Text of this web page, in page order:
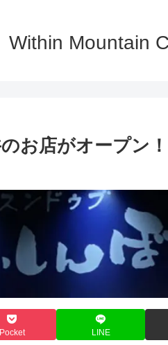
Within Mountain
お店がオープン
Pocket LINE